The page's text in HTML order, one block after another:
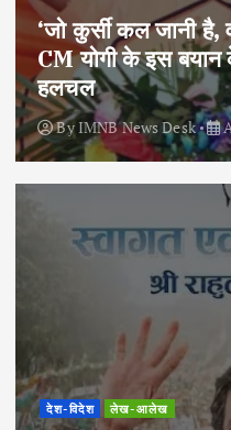
‘जो कुर्सी कल जानी
CM योगी के इस बयान
हलचल
ByIMNB News Desk
देश-विदेश लेख-आलेख